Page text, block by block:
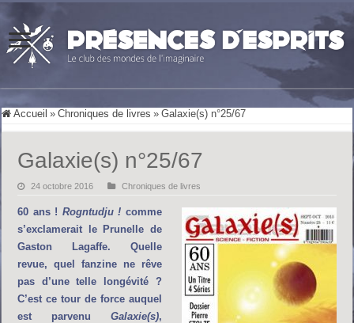
Accueil » Chroniques de livres » Galaxie(s) n°25/67
Galaxie(s) n°25/67
24 octobre 2016 Chroniques de livres
60 ans ! Rogntudju ! comme
s’exclamerait le Prunelle de
Gaston Lagaffe. Quelle
revue, quel fanzine ne rêve
pas d’une telle longévité ?
C’est ce tour de force auquel
est parvenu Galaxie(s),